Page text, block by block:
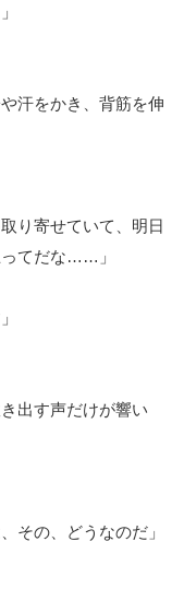
汗をかき、背筋を伸
り寄せていて、明日
ってだな……」
出す声だけが響い
その、どうなのだ」